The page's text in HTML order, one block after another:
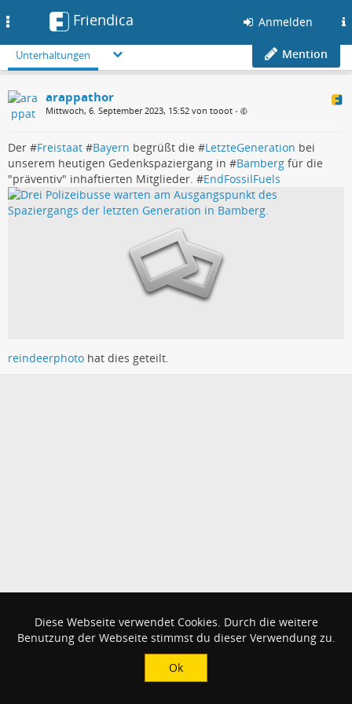
Friendica Anmelden
Unterhaltungen Mention
arappathor
Mittwoch, 6. September 2023, 15:52 von tooot •
Der #Freistaat #Bayern begrüßt die #LetzteGeneration bei
unserem heutigen Gedenkspaziergang in #Bamberg für die
"präventiv" inhaftierten Mitglieder. #EndFossilFuels
reindeerphoto hat dies geteilt.
Diese Webseite verwendet Cookies. Durch die weitere
Benutzung der Webseite stimmst du dieser Verwendung zu.
Ok